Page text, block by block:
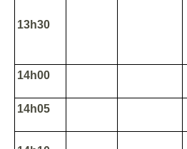
13h30
14h00
14h05